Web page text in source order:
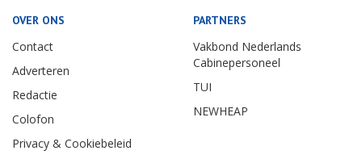
OVER ONS
Contact
Adverteren
Redactie
Colofon
Privacy & Cookiebeleid
PARTNERS
Vakbond Nederlands
Cabinepersoneel
TUI
NEWHEAP